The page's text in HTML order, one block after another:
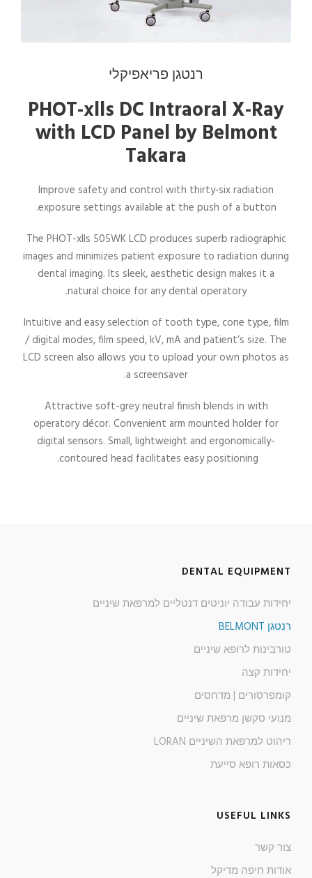
רנטגן פריאפיקלי
PHOT-xlls DC Intraoral X-Ray
with LCD Panel by Belmont
Takara
Improve safety and control with thirty‑six radiation
exposure settings available at the push of a button.
The PHOT-xlls 505WK LCD produces superb radiographic
images and minimizes patient exposure to radiation during
dental imaging. Its sleek, aesthetic design makes it a
natural choice for any dental operatory.
Intuitive and easy selection of tooth type, cone type, film
/ digital modes, film speed, kV, mA and patient’s size. The
LCD screen also allows you to upload your own photos as
a screensaver.
Attractive soft-grey neutral finish blends in with
operatory décor. Convenient arm mounted holder for
digital sensors. Small, lightweight and ergonomically-
contoured head facilitates easy positioning.
DENTAL EQUIPMENT
יחידות עבודה יוניטים דנטליים למרפאת שיניים
רנטגן BELMONT
טורבינות לרופא שיניים
יחידות קצה
קומפרסורים | מדחסים
מנועי סקשן מרפאת שיניים
ריהוט למרפאת השיניים LORAN
כסאות רופא סייעת
USEFUL LINKS
צור קשר
אודות חיפה מדיקל